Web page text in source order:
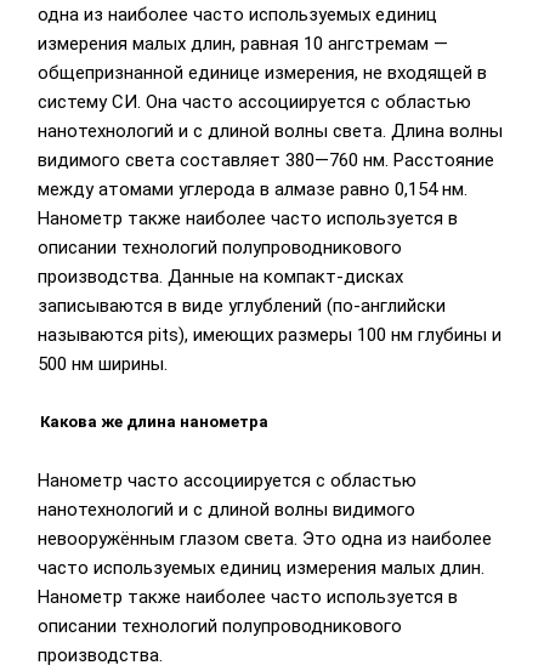
одна из наиболее часто используемых единиц
измерения малых длин, равная 10 ангстремам —
общепризнанной единице измерения, не входящей в
систему СИ. Она часто ассоциируется с областью
нанотехнологий и с длиной волны света. Длина волны
видимого света составляет 380—760 нм. Расстояние
между атомами углерода в алмазе равно 0,154 нм.
Нанометр также наиболее часто используется в
описании технологий полупроводникового
производства. Данные на компакт-дисках
записываются в виде углублений (по-английски
называются pits), имеющих размеры 100 нм глубины и
500 нм ширины.
Какова же длина нанометра
Нанометр часто ассоциируется с областью
нанотехнологий и с длиной волны видимого
невооружённым глазом света. Это одна из наиболее
часто используемых единиц измерения малых длин.
Нанометр также наиболее часто используется в
описании технологий полупроводникового
производства.